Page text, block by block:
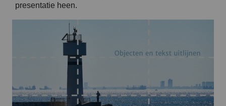
presentatie heen.